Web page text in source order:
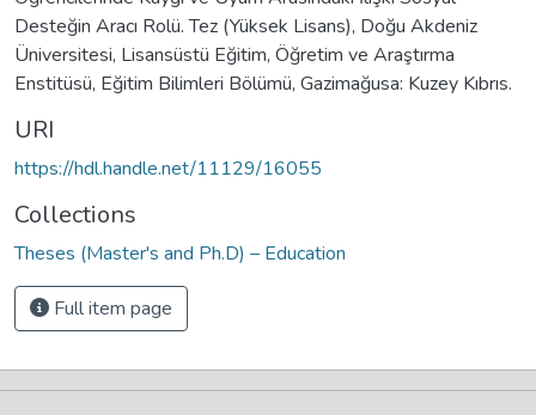
Desteğin Aracı Rolü. Tez (Yüksek Lisans), Doğu Akdeniz
Üniversitesi, Lisansüstü Eğitim, Öğretim ve Araştırma
Enstitüsü, Eğitim Bilimleri Bölümü, Gazimağusa: Kuzey Kıbrıs.
URI
https://hdl.handle.net/11129/16055
Collections
Theses (Master's and Ph.D) – Education
Full item page